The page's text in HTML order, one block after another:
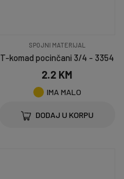
SPOJNI MATERIJAL
T-komad pocinčani 3/4 - 3354
2.2 KM
IMA MALO
DODAJ U KORPU